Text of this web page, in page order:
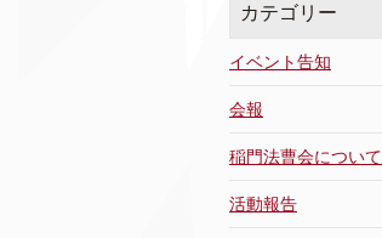
カテゴリー
イベント告知
会報
稲門法曹会について
活動報告